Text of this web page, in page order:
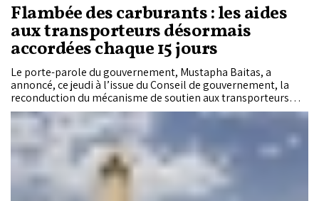
Flambée des carburants : les aides
aux transporteurs désormais
accordées chaque 15 jours
Le porte-parole du gouvernement, Mustapha Baitas, a
annoncé, ce jeudi à l’issue du Conseil de gouvernement, la
reconduction du mécanisme de soutien aux transporteurs
dans un contexte de volatilité des prix des carburants. Il a
précisé que cette aide exceptionnelle sera désormais versée
chaque 15 jours.